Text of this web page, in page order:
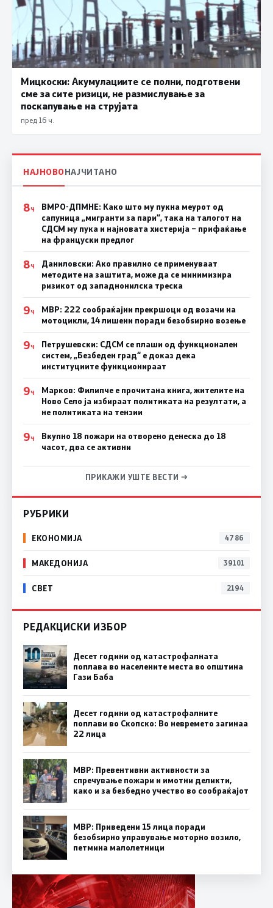
Мицкоски: Акумулациите се полни, подготвени
сме за сите ризици, не размислување за
поскапување на струјата
пред 16 ч.
НАЈНОВОНАЈЧИТАНО
8Ч
ВМРО-ДПМНЕ: Како што му пукна меурот од
сапуница „мигранти за пари“, така на талогот на
СДСМ му пука и најновата хистерија – прифаќање
на француски предлог
8Ч
Даниловски: Ако правилно се применуваат
методите на заштита, може да се минимизира
ризикот од западнонилска треска
9Ч
МВР: 222 сообраќајни прекршоци од возачи на
мотоцикли, 14 лишени поради безобѕирно возење
9Ч
Петрушевски: СДСМ се плаши од функционален
систем, „Безбеден град“ е доказ дека
институциите функционираат
9Ч
Марков: Филипче е прочитана книга, жителите на
Ново Село ја избираат политиката на резултати, а
не политиката на тензии
9Ч
Вкупно 18 пожари на отворено денеска до 18
часот, два се активни
ПРИКАЖИ УШТЕ ВЕСТИ →
РУБРИКИ
ЕКОНОМИЈА 4786
МАКЕДОНИЈА 39101
СВЕТ 2194
РЕДАКЦИСКИ ИЗБОР
Десет години од катастрофалната
поплава во населените места во општина
Гази Баба
Десет години од катастрофалните
поплави во Скопско: Во невремето загинаа
22 лица
МВР: Превентивни активности за
спречување пожари и имотни деликти,
како и за безбедно учество во сообраќајот
МВР: Приведени 15 лица поради
безобѕирно управување моторно возило,
петмина малолетници